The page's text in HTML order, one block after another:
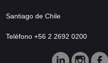
Santiago de Chile
Teléfono +56 2 2692 0200